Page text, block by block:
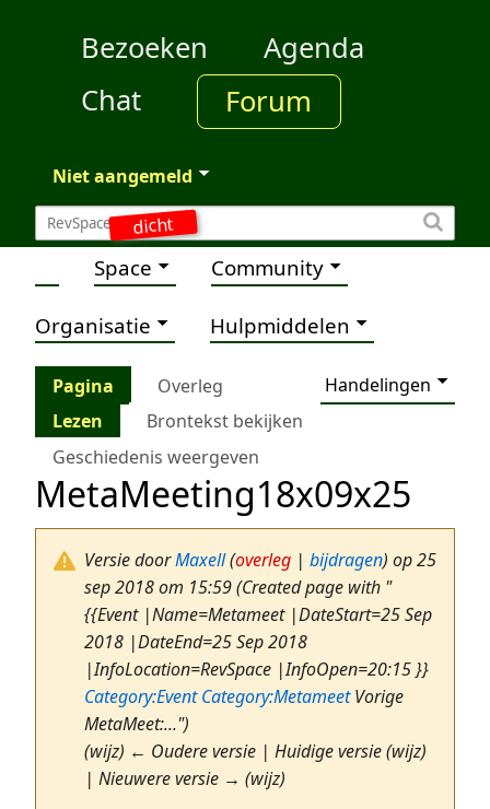
dicht
Bezoeken
Agenda
Chat
Forum
Niet aangemeld
Space Community
Organisatie Hulpmiddelen
Pagina Overleg
Handelingen
Lezen
Brontekst bekijken
Geschiedenis weergeven
MetaMeeting18x09x25
Versie doorMaxell(overleg | bijdragen) op 25
sep 2018 om 15:59(Created page with "
{{Event |Name=Metameet |DateStart=25 Sep
2018 |DateEnd=25 Sep 2018
|InfoLocation=RevSpace |InfoOpen=20:15 }}
Category:Event Category:MetameetVorige
MetaMeet:...")
(wijz) ← Oudere versie | Huidige versie (wijz)
| Nieuwere versie → (wijz)